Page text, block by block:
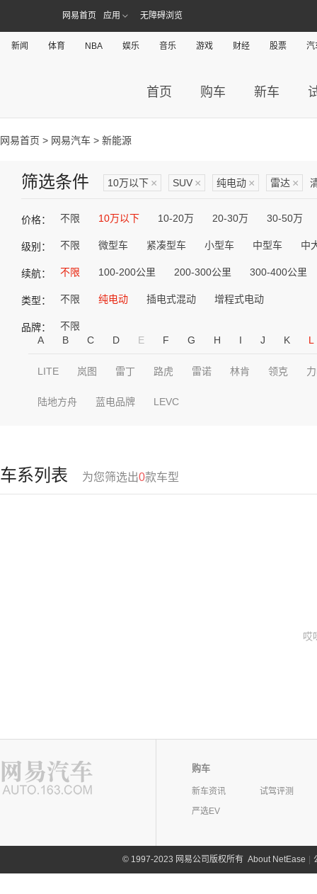
网易首页 应用 无障碍浏览
新闻 体育 NBA 娱乐 音乐 游戏 财经 股票 汽
首页 购车 新车
网易首页 > 网易汽车 > 新能源
筛选条件 10万以下 × SUV × 纯电动 × 雷达 ×
价格： 不限 10万以下 10-20万 20-30万 30-50万
级别： 不限 微型车 紧凑型车 小型车 中型车 中
续航： 不限 100-200公里 200-300公里 300-400公里
类型： 不限 纯电动 插电式混动 增程式电动
品牌：
不限
A
B C D E F G H I J K L
LITE 岚图 雷丁 路虎 雷诺 林肯 领克
陆地方舟 蓝电品牌 LEVC
车系列表 为您筛选出0款车型
哎
购车
新车资讯
试驾评测
严选EV
©1997-2023 网易公司版权所有 About NetEase